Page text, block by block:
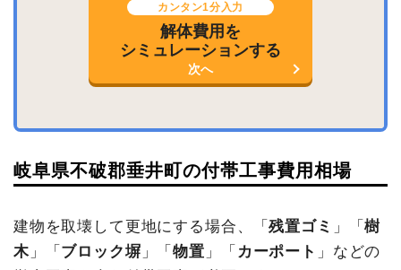
カンタン1分入力
解体費用を
シミュレーションする
次へ
岐阜県不破郡垂井町の付帯工事費用相場
建物を取壊して更地にする場合、「残置ゴミ 」「樹
木」「 ブロック塀 」「物置 」「 カーポート 」などの